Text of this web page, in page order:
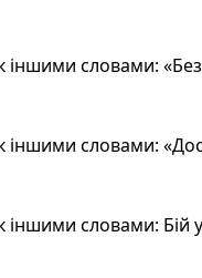
словами:
словами:
словами: Бій